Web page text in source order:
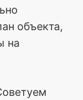
объекта,
на